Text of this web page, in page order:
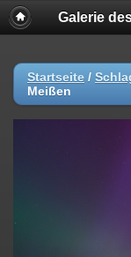
Galerie
Startseite /
Meißen